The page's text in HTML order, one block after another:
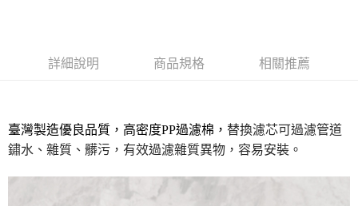
【關於「AFTEE先享後付」】
AFTEE先享後付是「在收到商品之後才付款」的支付方式。 讓您購物簡單
３．安心：先確認商品／服務後，再付款。
【「AFTEE先享後付」結帳流程】
２．訂單成立數日內，您將收到繳費通知簡訊。
ATM付款
運送方式
每筆NT$60，滿NT$490(含以上)免運費
詳細說明 商品規格 相關推薦
臺灣製造優良品質，高密度PP過濾棉， 替換濾芯可過濾管道
鏽水、雜質、髒污，有效過濾雜質異物，容易安裝。